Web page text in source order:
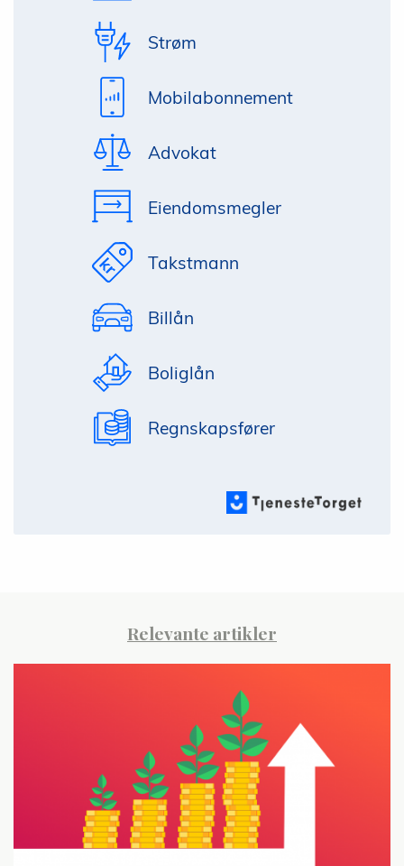
Strøm
Mobilabonnement
Advokat
Eiendomsmegler
Takstmann
Billån
Boliglån
Regnskapsfører
Relevante artikler